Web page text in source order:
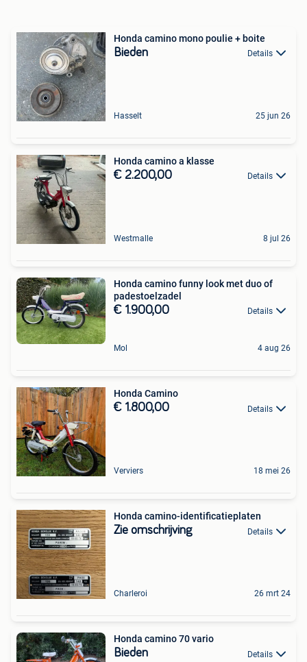
Honda camino mono poulie + boite
Bieden Details
Hasselt 25 jun 26
Honda camino a klasse
€ 2.200,00 Details
Westmalle 8 jul 26
Honda camino funny look met duo of
padestoelzadel
€ 1.900,00 Details
Mol 4 aug 26
Honda Camino
€ 1.800,00 Details
Verviers 18 mei 26
Honda camino-identificatieplaten
Zie omschrijving Details
Charleroi 26 mrt 24
Honda camino 70 vario
Bieden Details